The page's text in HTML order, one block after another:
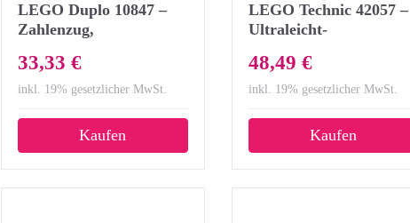
LEGO Duplo 10847 –
Zahlenzug,
33,33 €
inkl. 19% gesetzlicher MwSt.
Kaufen
LEGO Technic 42057 –
Ultraleicht-
Fortgeschrittenes Bauset
48,49 €
inkl. 19% gesetzlicher MwSt.
Kaufen